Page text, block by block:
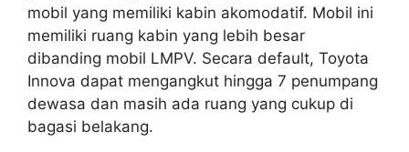
mobil yang memiliki kabin akomodatif. Mobil ini
memiliki ruang kabin yang lebih besar
dibanding mobil LMPV. Secara default, Toyota
Innova dapat mengangkut hingga 7 penumpang
dewasa dan masih ada ruang yang cukup di
bagasi belakang.